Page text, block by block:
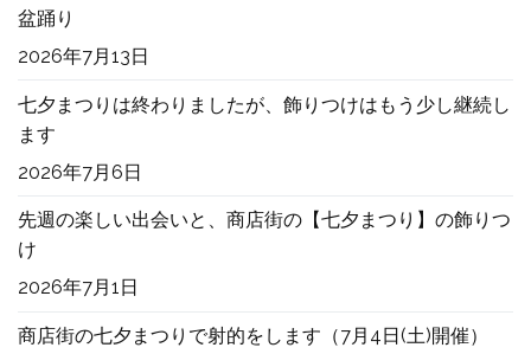
盆踊り
2026年7月13日
七夕まつりは終わりましたが、飾りつけはもう少し継続し
ます
2026年7月6日
先週の楽しい出会いと、商店街の【七夕まつり】の飾りつ
け
2026年7月1日
商店街の七夕まつりで射的をします（7月4日(土)開催）